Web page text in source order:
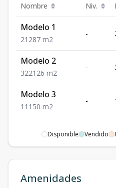
Nombre Niv.
Modelo 1
21 287 m2
-
Modelo 2
322126 m2
-
Modelo 3
1 1 1 50 m2
-
Disponible Vendido
Amenidades